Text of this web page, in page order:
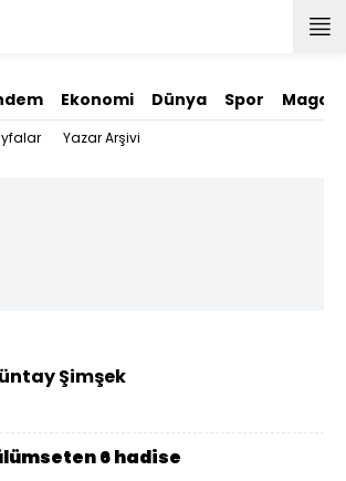
Ekonomi Dünya Spor
Yazar Arşivi
Şimşek
6 hadise